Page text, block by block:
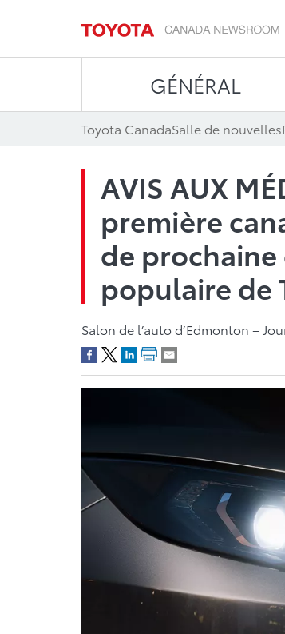
GÉNÉRAL
Toyota CanadaSalle de nouvelles
AVIS AUX
première
de
populaire de
Salon de l’auto d’Edmonton –